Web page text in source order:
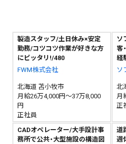
製造スタッフ/土日休み×安定
勤務/コツコツ作業が好きな方
にピッタリ!/480
FWM株式会社
北海道 苫小牧市
月給26万4,000円～37万8,000
円
正社員
ソ
客
経
ソ
北
月
正
CADオペレーター/大手設計事
務所で公共・大型施設の構造図
道
週